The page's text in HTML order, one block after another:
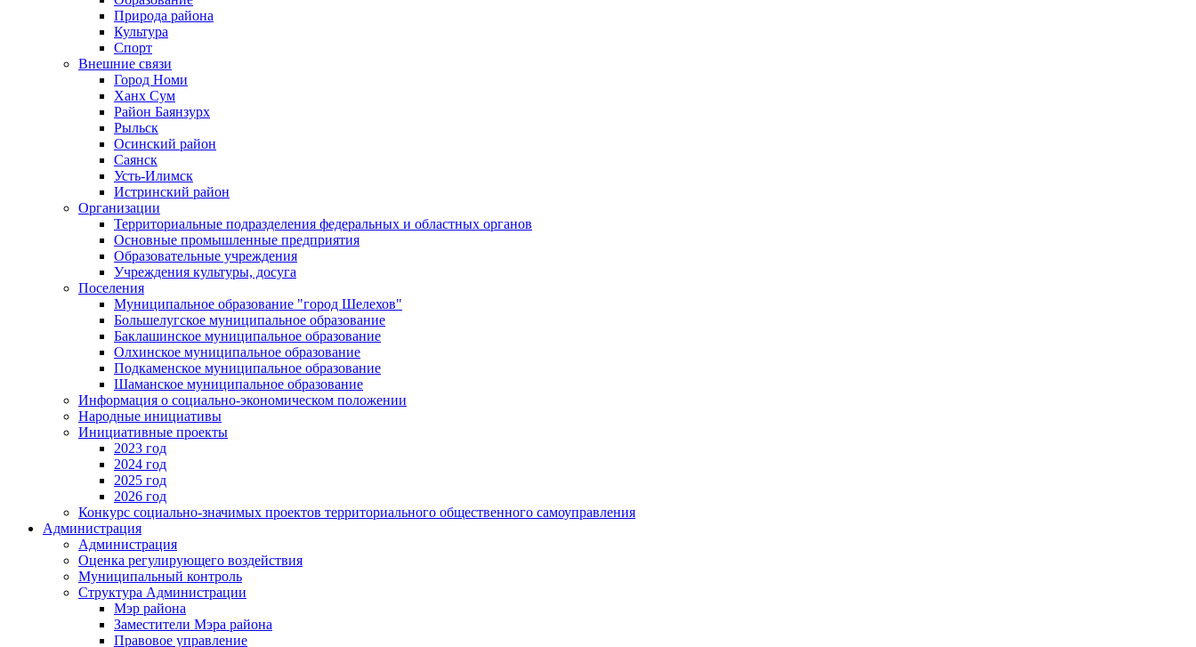
Природа района
Культура
Спорт
Внешние связи
Город Номи
Ханх Сум
Район Баянзурх
Рыльск
Осинский район
Саянск
Усть-Илимск
Истринский район
Организации
Территориальные подразделения федеральных и областных органов
Основные промышленные предприятия
Образовательные учреждения
Учреждения культуры, досуга
Поселения
Муниципальное образование "город Шелехов"
Большелугское муниципальное образование
Баклашинское муниципальное образование
Олхинское муниципальное образование
Подкаменское муниципальное образование
Шаманское муниципальное образование
Информация о социально-экономическом положении
Народные инициативы
Инициативные проекты
2023 год
2024 год
2025 год
2026 год
Конкурс социально-значимых проектов территориального общественного самоуправления
Администрация
Администрация
Оценка регулирующего воздействия
Муниципальный контроль
Структура Администрации
Мэр района
Заместители Мэра района
Правовое управление